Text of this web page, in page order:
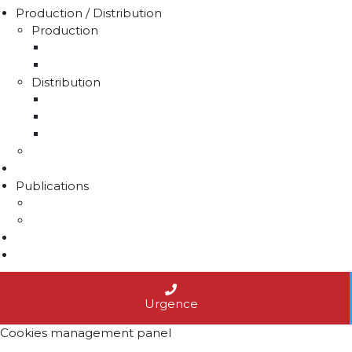
Production / Distribution
Production
Distribution
Publications
Urgence
Cookies management panel